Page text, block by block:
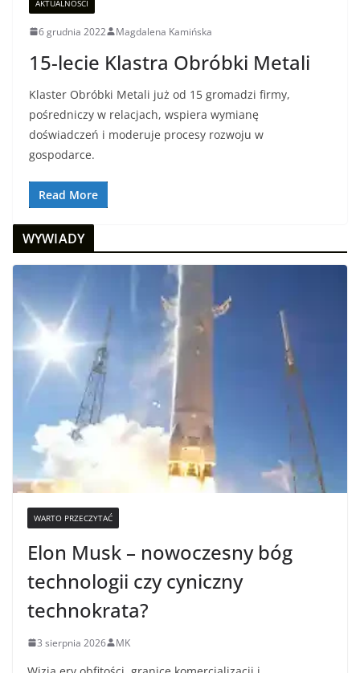
AKTUALNOŚCI
6 grudnia 2022 Magdalena Kamińska
15-lecie Klastra Obróbki Metali
Klaster Obróbki Metali już od 15 gromadzi firmy,
pośredniczy w relacjach, wspiera wymianę
doświadczeń i moderuje procesy rozwoju w
gospodarce.
Read More
WYWIADY
WARTO PRZECZYTAĆ
Elon Musk – nowoczesny bóg
technologii czy cyniczny
technokrata?
3 sierpnia 2026 MK